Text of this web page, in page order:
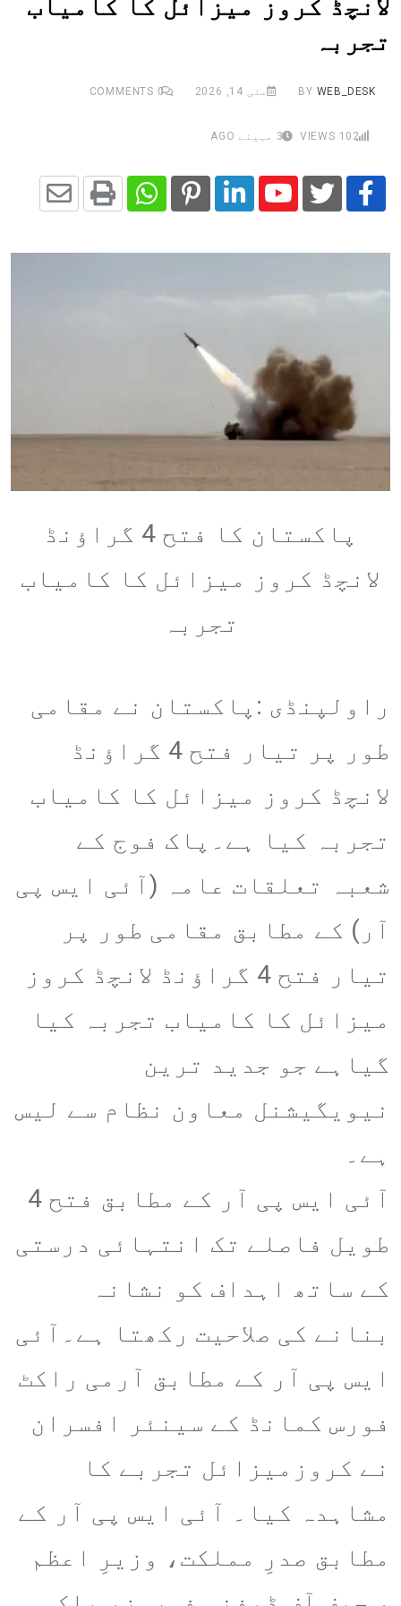
لانچڈ کروز میزائل کا کامیاب
تجربہ
BY WEB_DESK مئی 14, 2026 0
102 3 مہینے AGO
Youtube
LinkedIn
Pinterest
Whatsapp
Print
via
پاکستان کا فتح 4 گراؤنڈ
لانچڈ کروز میزائل کا کامیاب
تجربہ
راولپنڈی :پاکستان نے مقامی
طور پر تیار فتح 4 گراؤنڈ
لانچڈ کروز میزائل کا کامیاب
تجربہ کیا ہے۔پاک فوج کے
شعبہ تعلقات عامہ (آئی ایس پی
آر) کے مطابق مقامی طور پر
تیار فتح 4 گراؤنڈ لانچڈ کروز
میزائل کا کامیاب تجربہ کیا
گیاہے جو جدید ترین
نیویگیشنل معاون نظام سے لیس
ہے۔
آئی ایس پی آر کے مطابق فتح 4
طویل فاصلے تک انتہائی درستی
کے ساتھ اہداف کو نشانہ
بنانے کی صلاحیت رکھتا ہے۔آئی
ایس پی آر کے مطابق آرمی راکٹ
فورس کمانڈ کے سینئر افسران
نے کروزمیزائل تجربے کا
مشاہدہ کیا۔ آئی ایس پی آر کے
مطابق صدرِ مملکت، وزیرِ اعظم